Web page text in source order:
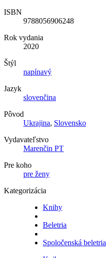
ISBN
9788056906248
Rok vydania
2020
Štýl
napínavý
Jazyk
slovenčina
Pôvod
Ukrajina, Slovensko
Vydavateľstvo
Marenčin PT
Pre koho
pre ženy
Kategorizácia
Knihy
Beletria
Spoločenská beletria